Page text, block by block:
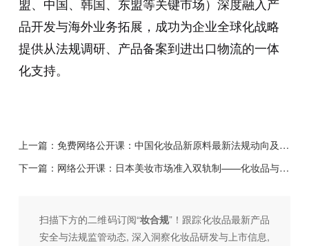
盟、中国、韩国、东盟等关键市场）深度融入产
品开发与海外业务拓展，成功为企业全球化战略
提供从法规调研、产品备案到进出口物流的一体
化支持。
上一篇： 免费网络公开课：中国化妆品新原料最新法规动向及通则解读（8月11日）
下一篇： 网络公开课：日本美妆市场准入双轨制——化妆品与医药部外品合规解析(7.7)
扫描下方的二维码订阅“妆合规”！跟踪化妆品最新产品
安全与法规监管动态, 深入洞察化妆品研发与上市信息,